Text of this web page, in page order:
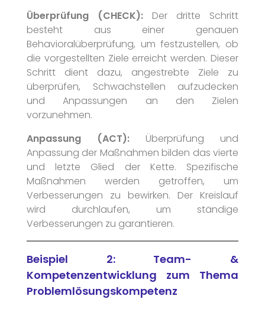
Überprüfung (CHECK):
Der dritte Schritt
besteht aus einer genauen
Behavioralüberprüfung, um festzustellen, ob
die vorgestellten Ziele erreicht werden. Dieser
Schritt dient dazu, angestrebte Ziele zu
überprüfen, Schwachstellen aufzudecken
und Anpassungen an den Zielen
vorzunehmen.
Anpassung (ACT): Überprüfung und
Anpassung der Maßnahmen bilden das vierte
und letzte Glied der Kette. Spezifische
Maßnahmen werden getroffen, um
Verbesserungen zu bewirken. Der Kreislauf
wird durchlaufen, um ständige
Verbesserungen zu garantieren.
Beispiel 2: Team- &
Kompetenzentwicklung zum Thema
Problemlösungskompetenz
Termine